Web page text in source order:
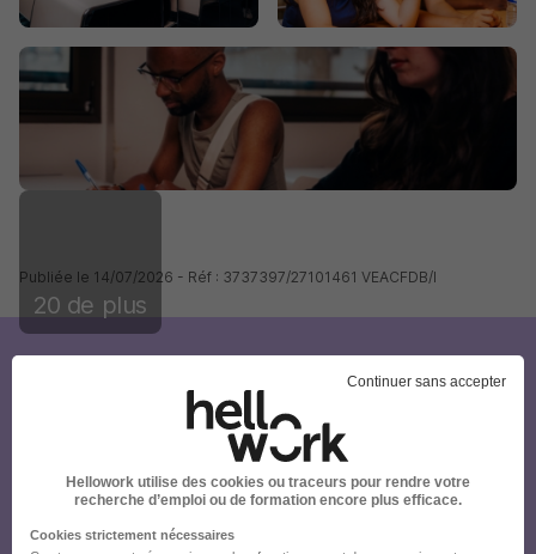
20 de plus
Publiée le 14/07/2026 - Réf : 3737397/27101461 VEACFDB/I
Hellowork et postulez
sur le site du recruteur !
Continuer sans accepter
Hellowork utilise des cookies ou traceurs pour rendre votre
recherche d’emploi ou de formation encore plus efficace.
Cookies strictement nécessaires